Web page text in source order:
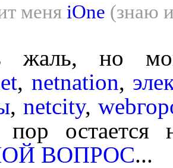
меня iOne (знаю
жаль, но
, netnation,
, netcity,
остается
ВОПРОС...